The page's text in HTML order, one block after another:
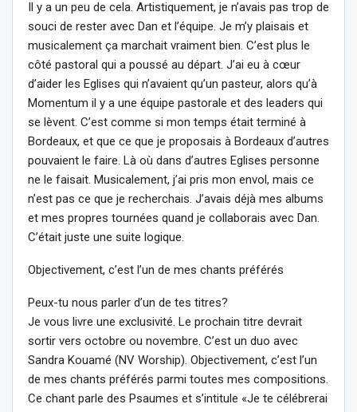
Il y a un peu de cela. Artistiquement, je n’avais pas trop de
souci de rester avec Dan et l’équipe. Je m’y plaisais et
musicalement ça marchait vraiment bien. C’est plus le
côté pastoral qui a poussé au départ. J’ai eu à cœur
d’aider les Eglises qui n’avaient qu’un pasteur, alors qu’à
Momentum il y a une équipe pastorale et des leaders qui
se lèvent. C’est comme si mon temps était terminé à
Bordeaux, et que ce que je proposais à Bordeaux d’autres
pouvaient le faire. Là où dans d’autres Eglises personne
ne le faisait. Musicalement, j’ai pris mon envol, mais ce
n’est pas ce que je recherchais. J’avais déjà mes albums
et mes propres tournées quand je collaborais avec Dan.
C’était juste une suite logique.
Objectivement, c’est l’un de mes chants préférés
Peux-tu nous parler d’un de tes titres?
Je vous livre une exclusivité. Le prochain titre devrait
sortir vers octobre ou novembre. C’est un duo avec
Sandra Kouamé (NV Worship). Objectivement, c’est l’un
de mes chants préférés parmi toutes mes compositions.
Ce chant parle des Psaumes et s’intitule «Je te célébrerai